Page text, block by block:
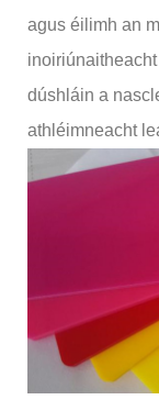
agus éilimh an
dúshláin a
athléimneacht